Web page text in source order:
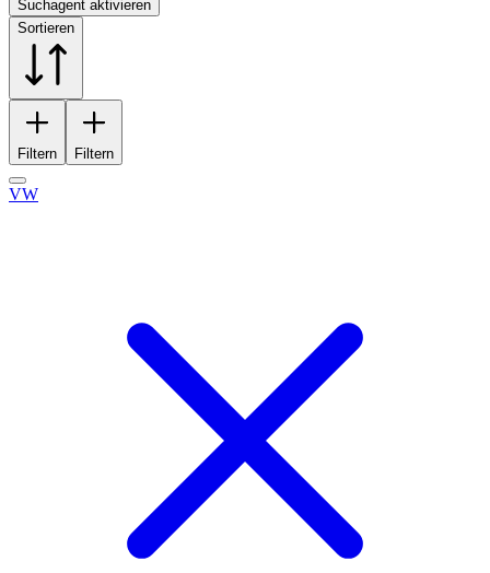
Suchagent aktivieren
Sortieren
Filtern Filtern
VW